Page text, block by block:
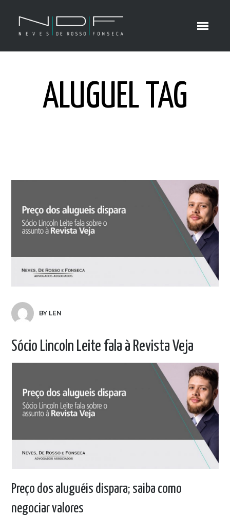
ALUGUEL TAG
BY LEN
Sócio Lincoln Leite fala à Revista Veja
Preço dos aluguéis dispara; saiba como
negociar valores